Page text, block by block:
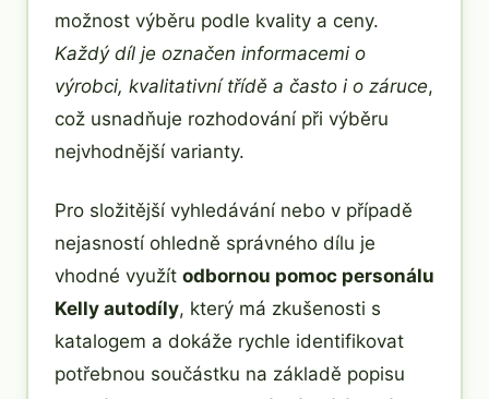
možnost výběru podle kvality a ceny.
Každý díl je označen informacemi o
výrobci, kvalitativní třídě a často i o záruce,
což usnadňuje rozhodování při výběru
nejvhodnější varianty.
Pro složitější vyhledávání nebo v případě
nejasností ohledně správného dílu je
vhodné využít odbornou pomoc personálu
Kelly autodíly, který má zkušenosti s
katalogem a dokáže rychle identifikovat
potřebnou součástku na základě popisu